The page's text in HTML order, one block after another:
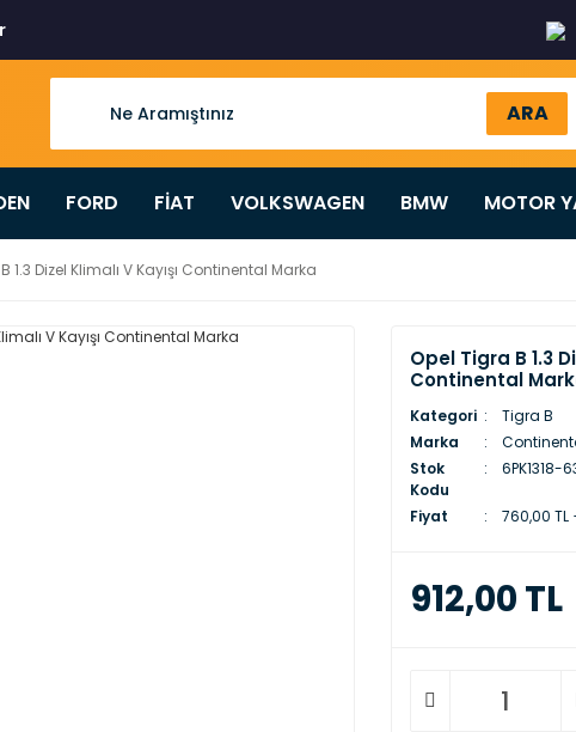
ARA
FORD FİAT VOLKSWAGEN BMW MOTOR
1.3 Dizel Klimalı V Kayışı Continental Marka
Opel Tigra B 1.3
Continental
Kategori
Tigra B
Marka
Stok
Kodu
6PK1318-
Fiyat 760,00 TL
912,00 TL